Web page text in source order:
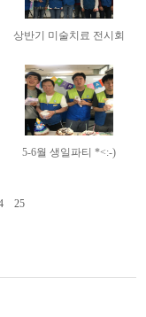
상반기 미술치료 전시회
5-6월 생일파티 *<:-)
25